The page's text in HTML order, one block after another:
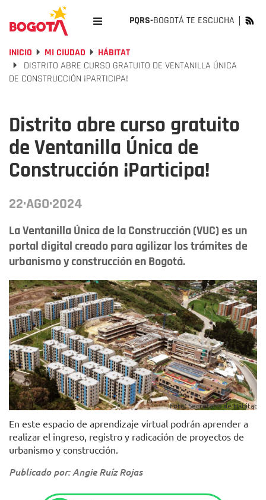
PQRS-BOGOTÁ TE ESCUCHA
INICIO MI CIUDAD
HÁBITAT
DISTRITO ABRE CURSO GRATUITO DE VENTANILLA ÚNICA
DE CONSTRUCCIÓN ¡PARTICIPA!
Distrito abre curso gratuito
de Ventanilla Única de
Construcción ¡Participa!
22·AGO·2024
La Ventanilla Única de la Construcción (VUC) es un
portal digital creado para agilizar los trámites de
urbanismo y construcción en Bogotá.
Foto: Secretaría de Hábitat
En este espacio de aprendizaje virtual podrán aprender a
realizar el ingreso, registro y radicación de proyectos de
urbanismo y construcción.
Publicado por: Angie Ruíz Rojas